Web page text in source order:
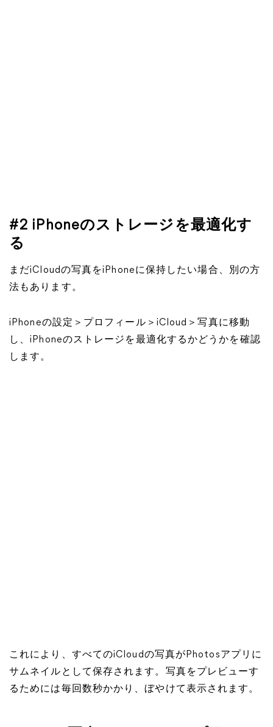
#2 iPhoneのストレージを最適化す
る
まだiCloudの写真をiPhoneに保持したい場合、別の方
法もあります。
iPhoneの設定＞プロフィール＞iCloud＞写真に移動
し、iPhoneのストレージを最適化するかどうかを確認
します。
これにより、すべてのiCloudの写真がPhotosアプリに
サムネイルとして保存されます。写真をプレビューす
るためには毎回数秒かかり、ぼやけて表示されます。